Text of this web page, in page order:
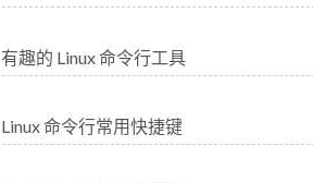
有趣的 Linux 命令行工具
Linux 命令行常用快捷键